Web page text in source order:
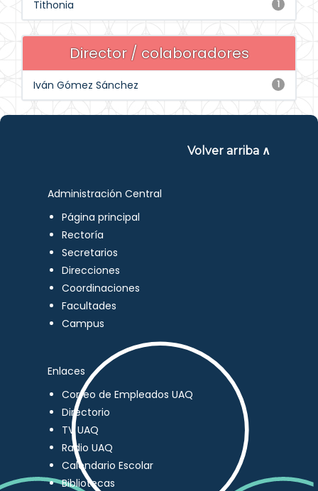
1
Tithonia
Director / colaboradores
1
Iván Gómez Sánchez
Volver arriba ∧
Administración Central
Página principal
Rectoría
Secretarios
Direcciones
Coordinaciones
Facultades
Campus
Enlaces
Correo de Empleados UAQ
Directorio
TV UAQ
Radio UAQ
Calendario Escolar
Bibliotecas